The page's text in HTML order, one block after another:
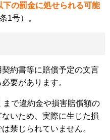
下の罰金に処せられる可能
1号）。
約書等に賠償予定の文言
要があります。
で違約金や損害賠償額の
いため、実際に生じた損
禁じられていません。